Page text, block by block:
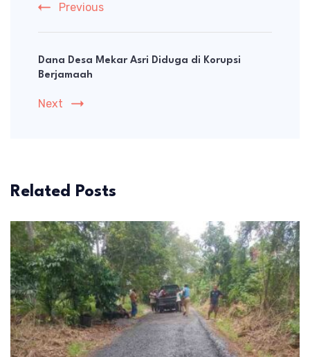
Previous
Dana Desa Mekar Asri Diduga di Korupsi
Berjamaah
Next
Related Posts